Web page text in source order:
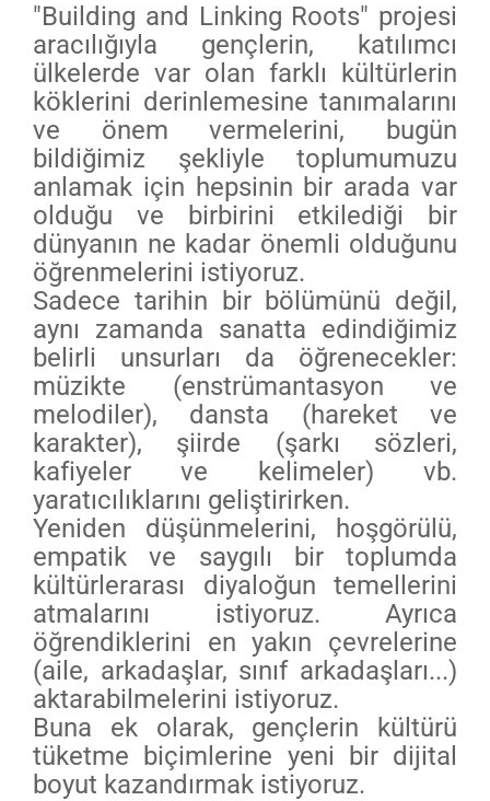
"Building and Linking Roots" projesi
aracılığıyla gençlerin, katılımcı
ülkelerde var olan farklı kültürlerin
köklerini derinlemesine tanımalarını
ve önem vermelerini, bugün
bildiğimiz şekliyle toplumumuzu
anlamak için hepsinin bir arada var
olduğu ve birbirini etkilediği bir
dünyanın ne kadar önemli olduğunu
öğrenmelerini istiyoruz.
Sadece tarihin bir bölümünü değil,
aynı zamanda sanatta edindiğimiz
belirli unsurları da öğrenecekler:
müzikte (enstrümantasyon ve
melodiler), dansta (hareket ve
karakter), şiirde (şarkı sözleri,
kafiyeler ve kelimeler) vb.
yaratıcılıklarını geliştirirken.
Yeniden düşünmelerini, hoşgörülü,
empatik ve saygılı bir toplumda
kültürlerarası diyaloğun temellerini
atmalarını istiyoruz. Ayrıca
öğrendiklerini en yakın çevrelerine
(aile, arkadaşlar, sınıf arkadaşları...)
aktarabilmelerini istiyoruz.
Buna ek olarak, gençlerin kültürü
tüketme biçimlerine yeni bir dijital
boyut kazandırmak istiyoruz.